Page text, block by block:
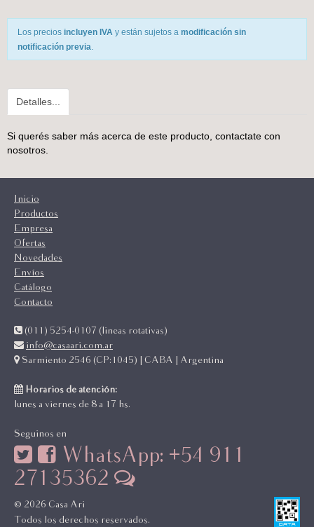
Los precios incluyen IVA y están sujetos a modificación sin
notificación previa.
Detalles...
Si querés saber más acerca de este producto, contactate con
nosotros
Inicio
Productos
Empresa
Ofertas
Novedades
Envíos
Catálogo
Contacto
(011) 5254-0107 (lineas rotativas)
info@casaari.com.ar
Sarmiento 2546 (CP:1045) | CABA | Argentina
Horarios de atención:
lunes a viernes de 8 a 17 hs.
Seguinos en
WhatsApp: +54 911
27135362
© 2026 Casa Ari
Todos los derechos reservados.